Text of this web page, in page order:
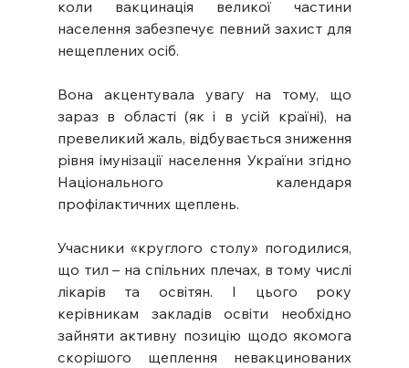
коли вакцинація великої частини
населення забезпечує певний захист для
нещеплених осіб.
Вона акцентувала увагу на тому, що
зараз в області (як і в усій країні), на
превеликий жаль, відбувається зниження
рівня імунізації населення України згідно
Національного календаря
профілактичних щеплень.
Учасники «круглого столу» погодилися,
що тил – на спільних плечах, в тому числі
лікарів та освітян. І цього року
керівникам закладів освіти необхідно
зайняти активну позицію щодо якомога
скорішого щеплення невакцинованих